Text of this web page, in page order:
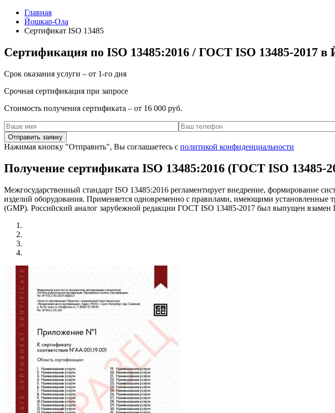
Главная
Йошкар-Ола
Сертификат ISO 13485
Сертификация по ISO 13485:2016 / ГОСТ ISO 13485-2017
Срок оказания услуги – от 1-го дня
Срочная сертификация при запросе
Стоимость получения сертификата – от 16 000 руб.
Нажимая кнопку "Отправить", Вы соглашаетесь с политикой конфиденциальности
Получение сертификата ISO 13485:2016 (ГОСТ ISO 13485-
Межгосударственный стандарт ISO 13485:2016 регламентирует внедрение, формирование
изделий оборудования. Применяется одновременно с правилами, имеющими установленные
(GMP). Российский аналог зарубежной редакции ГОСТ ISO 13485-2017 был выпущен взамен